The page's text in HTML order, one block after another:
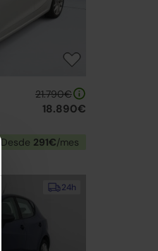
21.790€
18.890€
Desde 291€/mes
24h